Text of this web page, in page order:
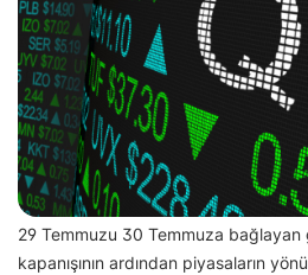
29 Temmuzu 30 Temmuza bağlayan
kapanışının ardından piyasaların